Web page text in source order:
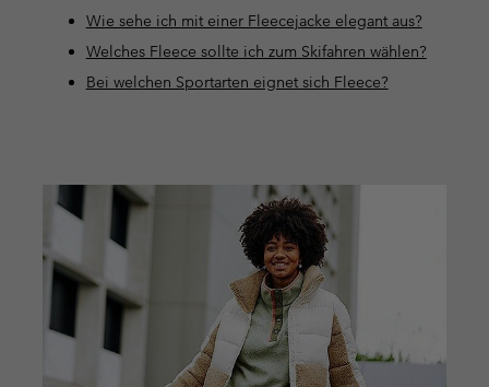
Wie sehe ich mit einer Fleecejacke elegant aus?
Welches Fleece sollte ich zum Skifahren wählen?
Bei welchen Sportarten eignet sich Fleece?